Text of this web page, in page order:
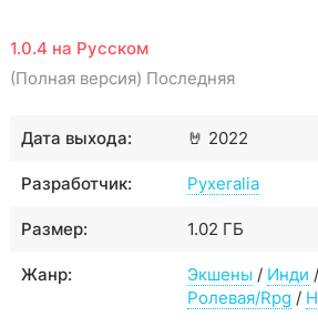
1.0.4 на Русском
(Полная версия) Последняя
🤘
Дата выхода: 2022
Разработчик: Pyxeralia
Размер: 1.02 ГБ
Жанр: Экшены / Инди /
Ролевая/Rpg /